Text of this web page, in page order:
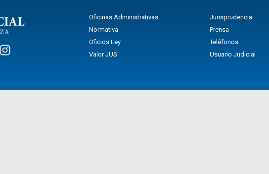
Oficinas Administrativas
Normativa
Oficios Ley
Valor JUS
Jurisprudencia
Prensa
Teléfonos
Usuario Judicial